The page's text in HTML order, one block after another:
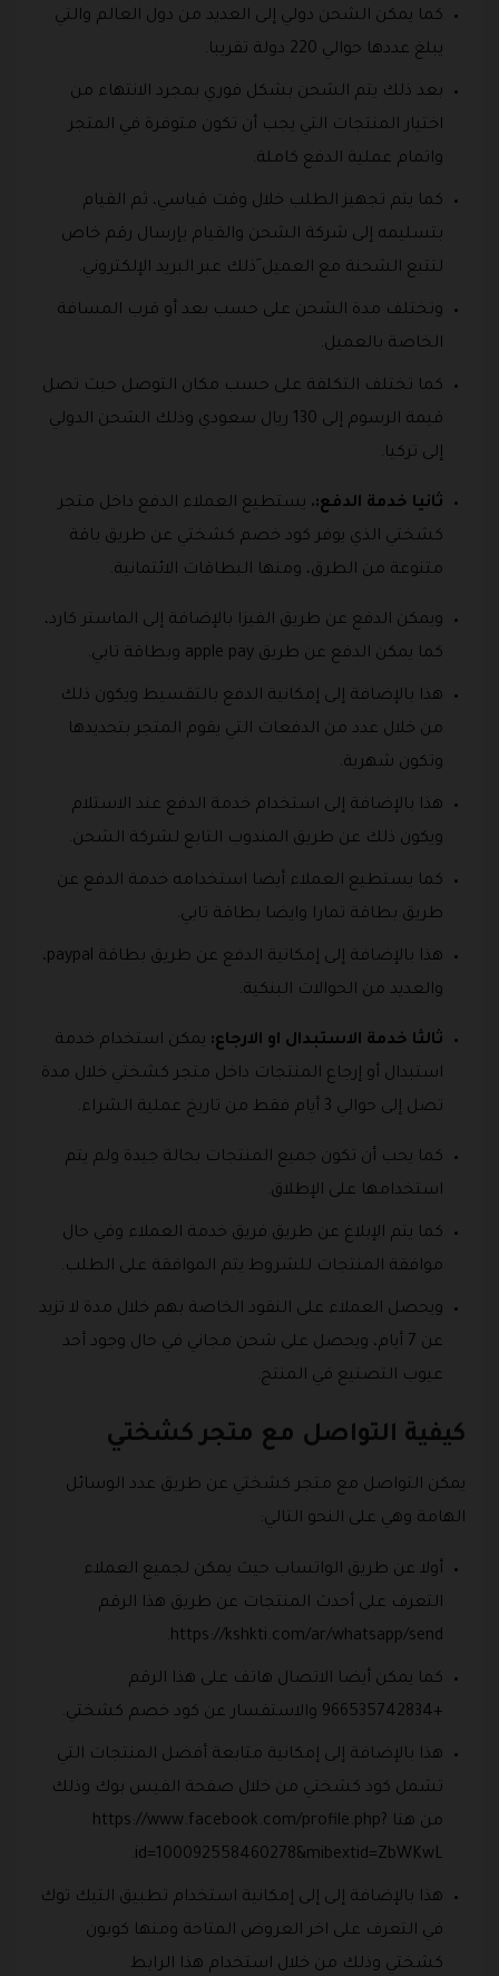
كما يمكن الشحن دولي إلى العديد من دول العالم والتي
يبلغ عددها حوالي 220 دولة تقريبا.
بعد ذلك يتم الشحن بشكل فوري بمجرد الانتهاء من
اختيار المنتجات التي يجب أن تكون متوفرة في المتجر
واتمام عملية الدفع كاملة.
كما يتم تجهيز الطلب خلال وقت قياسي، ثم القيام
بتسليمه إلى شركة الشحن والقيام بإرسال رقم خاص
لتتبع الشحنة مع العميل َذلك عبر البريد الإلكتروني.
وتختلف مدة الشحن على حسب بعد أو قرب المسافة
الخاصة بالعميل.
كما تختلف التكلفة على حسب مكان التوصل حيث تصل
قيمة الرسوم إلى 130 ريال سعودي وذلك الشحن الدولي
إلى تركيا.
ثانيا خدمة الدفع:. يستطيع العملاء الدفع داخل متجر
كشختي الذي يوفر كود خصم كشختي عن طريق باقة
متنوعة من الطرق، ومنها البطاقات الائتمانية.
ويمكن الدفع عن طريق الفيزا بالإضافة إلى الماستر كارد،
كما يمكن الدفع عن طريق apple pay وبطاقة تابي.
هذا بالإضافة إلى إمكانية الدفع بالتقسيط ويكون ذلك
من خلال عدد من الدفعات التي يقوم المتجر بتحديدها
وتكون شهرية.
هذا بالإضافة إلى استخدام خدمة الدفع عند الاستلام
ويكون ذلك عن طريق المندوب التابع لشركة الشحن.
كما يستطيع العملاء أيضا استخدامه خدمة الدفع عن
طريق بطاقة تمارا وايضا بطاقة تابي.
هذا بالإضافة إلى إمكانية الدفع عن طريق بطاقة paypal،
والعديد من الحوالات البنكية.
ثالثا خدمة الاستبدال او الارجاع: يمكن استخدام خدمة
استبدال أو إرجاع المنتجات داخل متجر كشختي خلال مدة
تصل إلى حوالي 3 أيام فقط من تاريخ عملية الشراء.
كما يحب أن تكون جميع المنتجات بحالة جيدة ولم يتم
استخدامها على الإطلاق.
كما يتم الإبلاغ عن طريق فريق خدمة العملاء وفي حال
موافقة المنتجات للشروط يتم الموافقة على الطلب.
ويحصل العملاء على النقود الخاصة بهم خلال مدة لا تزيد
عن 7 أيام، ويحصل على شحن مجاني في حال وجود أحد
عيوب التصنيع في المنتج.
كيفية التواصل مع متجر كشختي
يمكن التواصل مع متجر كشختي عن طريق عدد الوسائل
الهامة وهي على النحو التالي:
أولا عن طريق الواتساب حيث يمكن لجميع العملاء
التعرف على أحدث المنتجات عن طريق هذا الرقم
https://kshkti.com/ar/whatsapp/send.
كما يمكن أيضا الاتصال هاتف على هذا الرقم
+966535742834 والاستفسار عن كود خصم كشختي.
هذا بالإضافة إلى إمكانية متابعة أفضل المنتجات التي
تشمل كود كشختي من خلال صفحة الفيس بوك وذلك
من هنا https://www.facebook.com/profile.php?
id=100092558460278&mibextid=ZbWKwL.
هذا بالإضافة إلى إلى إمكانية استخدام تطبيق التيك توك
في التعرف على اخر العروض المتاحة ومنها كوبون
كشختي وذلك من خلال استخدام هذا الرابط